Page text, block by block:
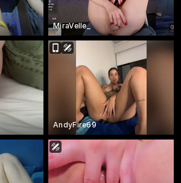
MiraVelle_
AndyFire69